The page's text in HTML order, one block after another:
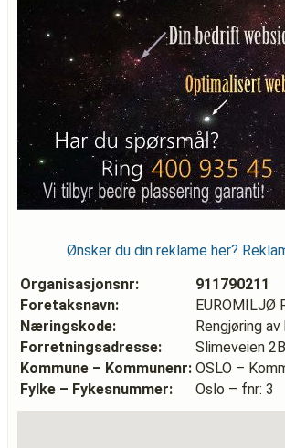
Ønsker du din reklame her?
Organisasjonsnr:
911790211
Foretaksnavn:
EUROMILJØ
Næringskode:
Rengjøring
Forretningsadresse:
Slimeveien
Kommune – Kommunenr: OSLO –
Fylke – Fykesnummer:
Oslo – fnr: 3